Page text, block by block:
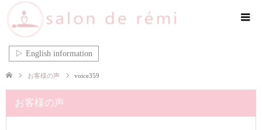
▷ English information
お客様の声 voice359
お客様の声